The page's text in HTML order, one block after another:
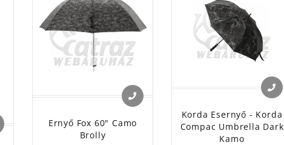
Ernyő Fox 60" Camo
Brolly
Korda Esernyő - Korda
Compac Umbrella Dark
Kamo